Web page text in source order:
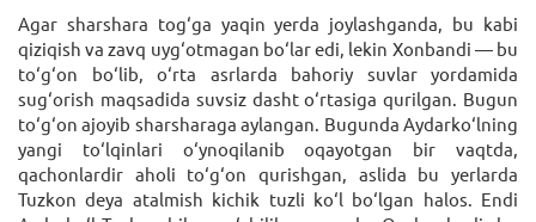
Agar sharshara tog‘ga yaqin yerda joylashganda, bu kabi
qiziqish va zavq uyg‘otmagan bo‘lar edi, lekin Xonbandi — bu
to‘g‘on bo‘lib, o‘rta asrlarda bahoriy suvlar yordamida
sug‘orish maqsadida suvsiz dasht o‘rtasiga qurilgan. Bugun
to‘g‘on ajoyib sharsharaga aylangan. Bugunda Aydarko‘lning
yangi to‘lqinlari o‘ynoqilanib oqayotgan bir vaqtda,
qachonlardir aholi to‘g‘on qurishgan, aslida bu yerlarda
Tuzkon deya atalmish kichik tuzli ko‘l bo‘lgan halos. Endi